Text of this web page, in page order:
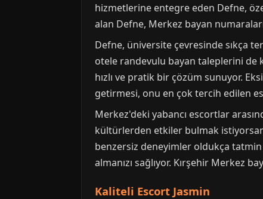
hizmetlerine entegre eden Defne,
alan Defne, Merkez bayan
Defne, üniversite çevresinde sıkça
otele randevulu bayan taleplerini de
hızlı ve pratik bir çözüm sunuyor.
getirmesi, onu en çok tercih edilen
Merkez'deki yabancı escortlar
kültürlerden etkiler bulmak
benzersiz deneyimler oldukça
almanızı sağlıyor. Kırşehir Merkez
Kaliteli Escort Jasmin